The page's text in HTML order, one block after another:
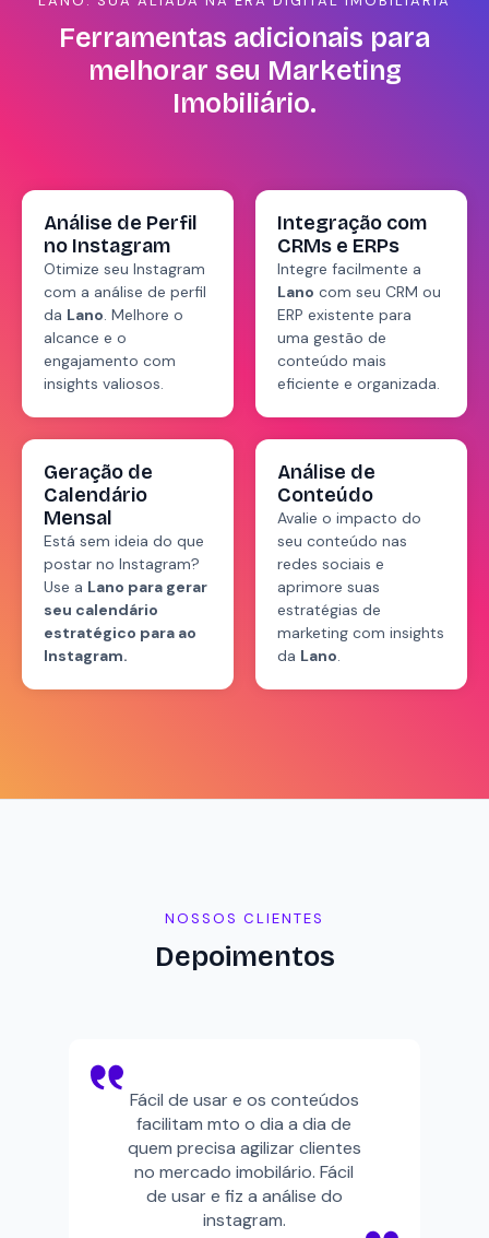
Ferramentas adicionais para
melhorar seu Marketing
Imobiliário.
Análise de Perfil
no Instagram
Otimize seu Instagram
com a análise de perfil
da Lano. Melhore o
alcance e o
engajamento com
insights valiosos.
Integração com
CRMs e ERPs
Integre facilmente a
Lano com seu CRM ou
ERP existente para
uma gestão de
conteúdo mais
eficiente e organizada.
Geração de
Calendário
Mensal
Está sem ideia do que
postar no Instagram?
Use a Lano para gerar
seu calendário
estratégico para ao
Instagram.
Análise de
Conteúdo
Avalie o impacto do
seu conteúdo nas
redes sociais e
aprimore suas
estratégias de
marketing com insights
da Lano.
NOSSOS CLIENTES
Depoimentos
Fácil de usar e os conteúdos
facilitam mto o dia a dia de
quem precisa agilizar clientes
no mercado imobilário. Fácil
de usar e fiz a análise do
instagram.